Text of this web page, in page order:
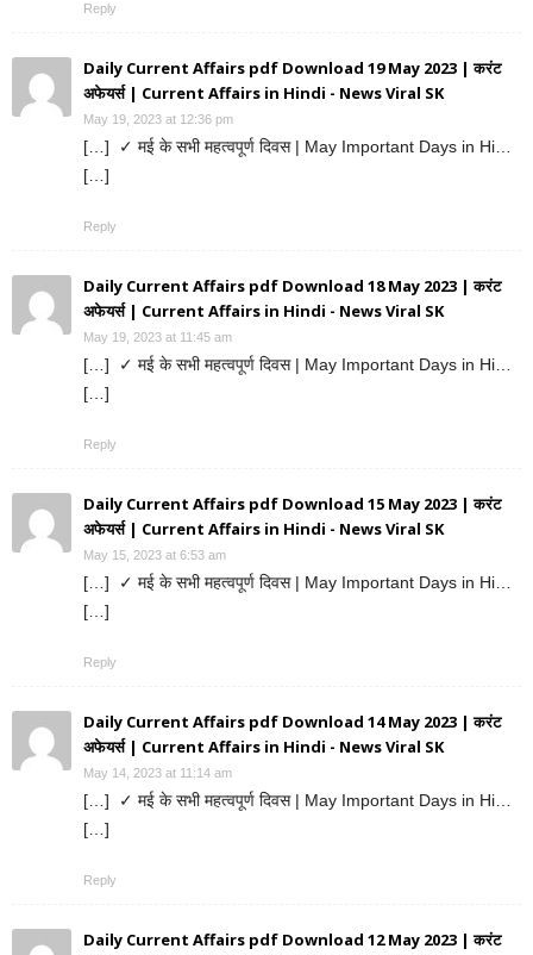
Reply
Daily Current Affairs pdf Download 19 May 2023 | करंट
अफेयर्स | Current Affairs in Hindi - News Viral SK
May 19, 2023 at 12:36 pm
[…] ✓ मई के सभी महत्वपूर्ण दिवस | May Important Days in Hi…
[…]
Reply
Daily Current Affairs pdf Download 18 May 2023 | करंट
अफेयर्स | Current Affairs in Hindi - News Viral SK
May 19, 2023 at 11:45 am
[…] ✓ मई के सभी महत्वपूर्ण दिवस | May Important Days in Hi…
[…]
Reply
Daily Current Affairs pdf Download 15 May 2023 | करंट
अफेयर्स | Current Affairs in Hindi - News Viral SK
May 15, 2023 at 6:53 am
[…] ✓ मई के सभी महत्वपूर्ण दिवस | May Important Days in Hi…
[…]
Reply
Daily Current Affairs pdf Download 14 May 2023 | करंट
अफेयर्स | Current Affairs in Hindi - News Viral SK
May 14, 2023 at 11:14 am
[…] ✓ मई के सभी महत्वपूर्ण दिवस | May Important Days in Hi…
[…]
Reply
Daily Current Affairs pdf Download 12 May 2023 | करंट